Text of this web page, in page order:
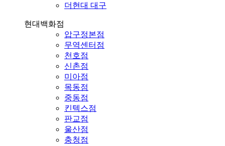
더현대 대구
현대백화점
압구정본점
무역센터점
천호점
신촌점
미아점
목동점
중동점
킨텍스점
판교점
울산점
충청점